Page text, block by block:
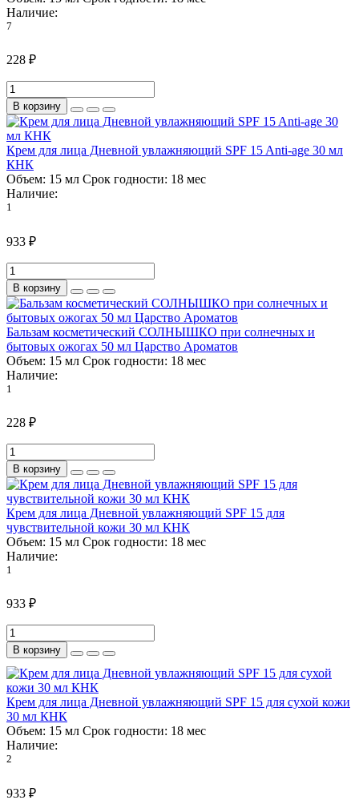
Наличие:
7
228 ₽
В корзину
Крем для лица Дневной увлажняющий SPF 15 Anti-age 30 мл
КНК
Объем: 15 мл Срок годности: 18 мес
Наличие:
1
933 ₽
В корзину
Бальзам косметический СОЛНЫШКО при солнечных и
бытовых ожогах 50 мл Царство Ароматов
Объем: 15 мл Срок годности: 18 мес
Наличие:
1
228 ₽
В корзину
Крем для лица Дневной увлажняющий SPF 15 для
чувствительной кожи 30 мл КНК
Объем: 15 мл Срок годности: 18 мес
Наличие:
1
933 ₽
В корзину
Крем для лица Дневной увлажняющий SPF 15 для сухой кожи
30 мл КНК
Объем: 15 мл Срок годности: 18 мес
Наличие:
2
933 ₽